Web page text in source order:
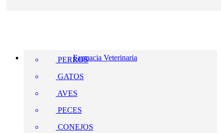
Farmacia Veterinaria
PERROS
GATOS
AVES
PECES
CONEJOS